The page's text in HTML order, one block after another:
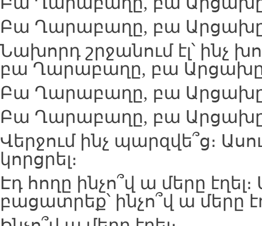
Բա Ղարաբաղը, բա
Նախորդ շրջանում էլ՝ ինչ
բա Ղարաբաղը, բա
Բա Ղարաբաղը, բա
Բա Ղարաբաղը, բա
Վերջում ինչ պարզվե՞ց։
կորցրել։
Էդ հողը ինչո՞վ ա մերը
բացատրեք՝ ինչո՞վ ա մերը